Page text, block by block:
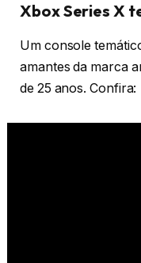
Xbox Series X
Um console
amantes da marca
de 25 anos. Confira: